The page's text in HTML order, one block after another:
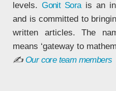
levels.Gonit Sorais an
and is committed to
written articles. The
means ‘gateway to
✍ Our core team members